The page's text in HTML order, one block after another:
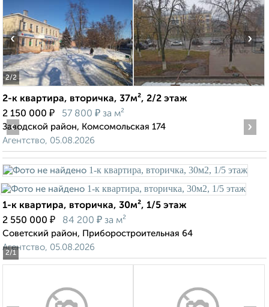
2/2
‹ ›
2-к квартира, вторичка, 37м², 2/2 этаж
2 150 000 ₽ 57 800 ₽ за м²
Заводской район, Комсомольская 174
Агентство, 05.08.2026
2/1
‹ ›
1-к квартира, вторичка, 30м², 1/5 этаж
2 550 000 ₽ 84 200 ₽ за м²
Советский район, Приборостроительная 64
Агентство, 05.08.2026